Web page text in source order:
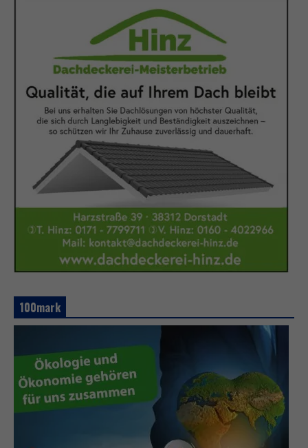
100mark